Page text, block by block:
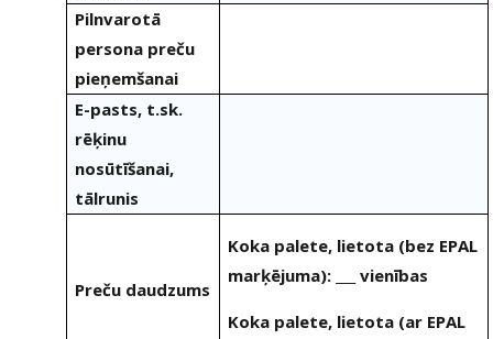
Pilnvarotā
persona preču
pieņemšanai
E-pasts, t.sk.
rēķinu
nosūtīšanai,
tālrunis
Preču daudzums
Koka palete, lietota (bez EPAL
marķējuma): ___ vienības
Koka palete, lietota (ar EPAL